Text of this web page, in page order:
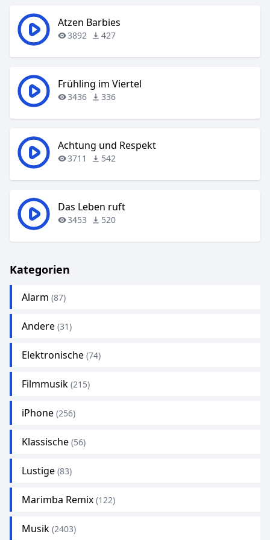
Atzen Barbies
3892 427
Frühling im Viertel
3436 336
Achtung und Respekt
3711 542
Das Leben ruft
3453 520
Kategorien
Alarm (87)
Andere (31)
Elektronische (74)
Filmmusik (215)
iPhone (256)
Klassische (56)
Lustige (83)
Marimba Remix (122)
Musik (2403)